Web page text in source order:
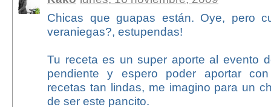
Chicas que guapas están. Oye, pero
veraniegas?, estupendas!
Tu receta es un super aporte al evento
pendiente y espero poder aportar
recetas tan lindas, me imagino para un
de ser este pancito.